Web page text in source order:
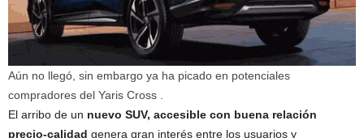
Aún no llegó, sin embargo ya ha picado en potenciales
compradores del Yaris Cross
El arribo de un nuevo SUV, accesible con buena relación
precio-calidad genera gran interés entre los usuarios y